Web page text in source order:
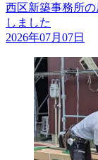
西区新築事務所
しました
2026年07月07日